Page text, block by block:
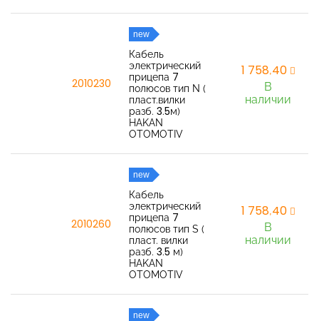
2010230
new
Кабель
электрический
прицепа 7
полюсов тип N (
пласт.вилки
разб. 3.5м)
HAKAN
OTOMOTIV
1 758,40
В
наличии
2010260
new
Кабель
электрический
прицепа 7
полюсов тип S (
пласт. вилки
разб. 3.5 м)
HAKAN
OTOMOTIV
1 758,40
В
наличии
new